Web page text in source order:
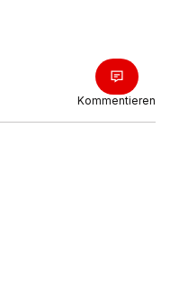
Kommentieren